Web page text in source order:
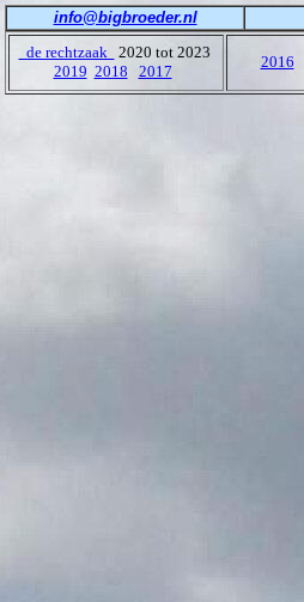
info@bigbroeder.nl
de rechtzaak 2020 tot 2023
2019 2018 2017
2016